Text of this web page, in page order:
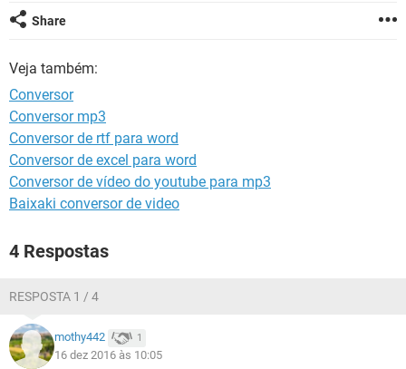
GUIA DE COMPRAS
Share
Veja também:
Conversor
Conversor mp3
Conversor de rtf para word
Conversor de excel para word
Conversor de vídeo do youtube para mp3
Baixaki conversor de video
4 Respostas
RESPOSTA 1 / 4
mothy442 1
16 dez 2016 às 10:05